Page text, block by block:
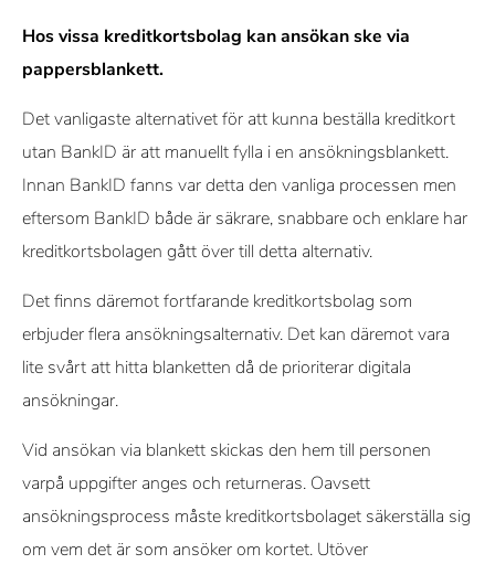
erbjuda tjänsten kostnadsfritt, men påverkar inte våra
omdömen eller rekommendationer.
Hos vissa kreditkortsbolag kan ansökan ske via
pappersblankett.
Det vanligaste alternativet för att kunna beställa kreditkort
utan BankID är att manuellt fylla i en ansökningsblankett.
Innan BankID fanns var detta den vanliga processen men
eftersom BankID både är säkrare, snabbare och enklare har
kreditkortsbolagen gått över till detta alternativ.
Det finns däremot fortfarande kreditkortsbolag som
erbjuder flera ansökningsalternativ. Det kan däremot vara
lite svårt att hitta blanketten då de prioriterar digitala
ansökningar.
Vid ansökan via blankett skickas den hem till personen
varpå uppgifter anges och returneras. Oavsett
ansökningsprocess måste kreditkortsbolaget säkerställa sig
om vem det är som ansöker om kortet. Utöver